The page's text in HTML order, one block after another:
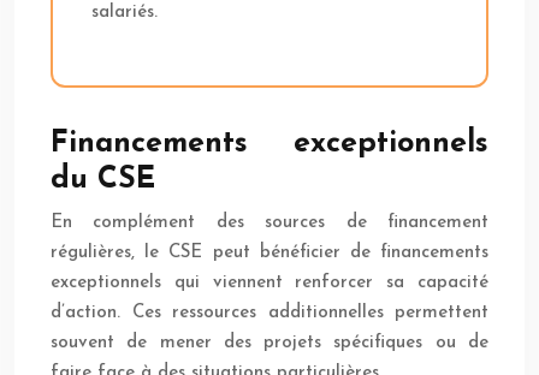
salariés.
Financements exceptionnels
du CSE
En complément des sources de financement
régulières, le CSE peut bénéficier de financements
exceptionnels qui viennent renforcer sa capacité
d’action. Ces ressources additionnelles permettent
souvent de mener des projets spécifiques ou de